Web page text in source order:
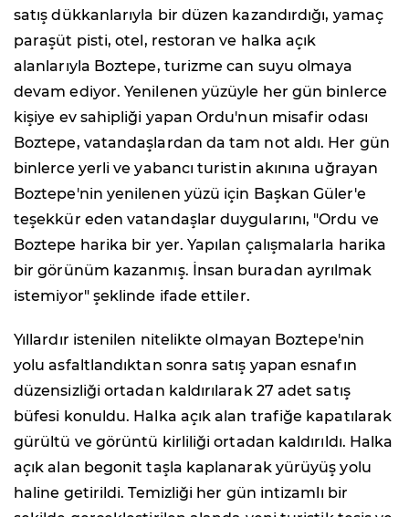
satış dükkanlarıyla bir düzen kazandırdığı, yamaç
paraşüt pisti, otel, restoran ve halka açık
alanlarıyla Boztepe, turizme can suyu olmaya
devam ediyor. Yenilenen yüzüyle her gün binlerce
kişiye ev sahipliği yapan Ordu'nun misafir odası
Boztepe, vatandaşlardan da tam not aldı. Her gün
binlerce yerli ve yabancı turistin akınına uğrayan
Boztepe'nin yenilenen yüzü için Başkan Güler'e
teşekkür eden vatandaşlar duygularını, "Ordu ve
Boztepe harika bir yer. Yapılan çalışmalarla harika
bir görünüm kazanmış. İnsan buradan ayrılmak
istemiyor" şeklinde ifade ettiler.
Yıllardır istenilen nitelikte olmayan Boztepe'nin
yolu asfaltlandıktan sonra satış yapan esnafın
düzensizliği ortadan kaldırılarak 27 adet satış
büfesi konuldu. Halka açık alan trafiğe kapatılarak
gürültü ve görüntü kirliliği ortadan kaldırıldı. Halka
açık alan begonit taşla kaplanarak yürüyüş yolu
haline getirildi. Temizliği her gün intizamlı bir